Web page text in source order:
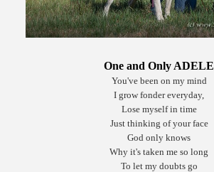
One and Only ADELE
You've been on my mind
I grow fonder everyday,
Lose myself in time
Just thinking of your face
God only knows
Why it's taken me so long
To let my doubts go